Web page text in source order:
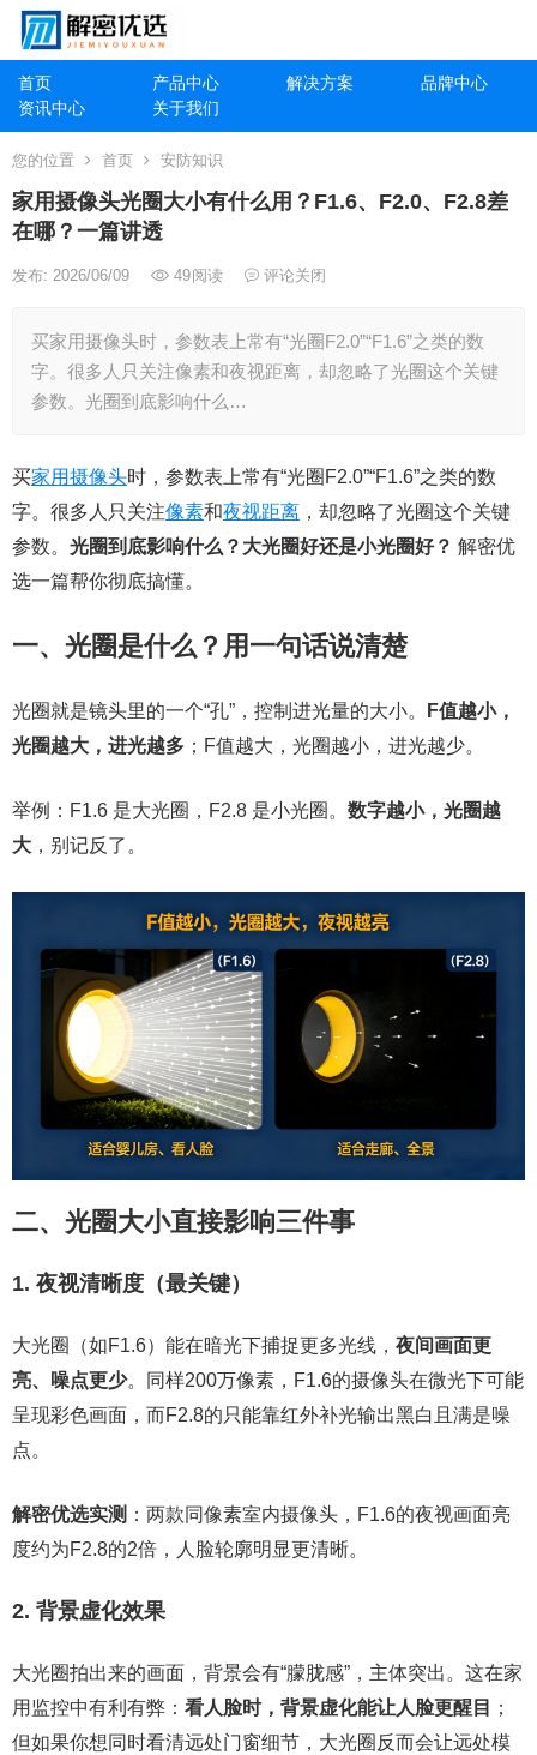
首页 产品中心 解决方案
品牌中心
资讯中心
关于我们
您的位置 首页 安防知识
家用摄像头光圈大小有什么用？F1.6、F2.0、F2.8差
在哪？一篇讲透
发布: 2026/06/09 49阅读 评论关闭
买家用摄像头时，参数表上常有“光圈F2.0”“F1.6”之类的数
字。很多人只关注像素和夜视距离，却忽略了光圈这个关键
参数。光圈到底影响什么…
买家用摄像头时，参数表上常有“光圈F2.0”“F1.6”之类的数
字。很多人只关注像素和夜视距离 ，却忽略了光圈这个关键
参数。 光圈到底影响什么？大光圈好还是小光圈好？ 解密优
选一篇帮你彻底搞懂。
一、光圈是什么？用一句话说清楚
光圈就是镜头里的一个“孔”，控制进光量的大小。
F值越小，
光圈越大，进光越多 ；F值越大，光圈越小，进光越少。
举例：F1.6 是大光圈，F2.8 是小光圈。 数字越小，光圈越
大 ，别记反了。
二、光圈大小直接影响三件事
1. 夜视清晰度（最关键）
大光圈（如F1.6）能在暗光下捕捉更多光线， 夜间画面更
亮、噪点更少。同样200万像素，F1.6的摄像头在微光下可能
呈现彩色画面，而F2.8的只能靠红外补光输出黑白且满是噪
点。
解密优选实测 ：两款同像素室内摄像头，F1.6的夜视画面亮
度约为F2.8的2倍，人脸轮廓明显更清晰。
2. 背景虚化效果
大光圈拍出来的画面，背景会有“朦胧感”，主体突出。这在家
用监控中有利有弊： 看人脸时，背景虚化能让人脸更醒目
；
但如果你想同时看清远处门窗细节，大光圈反而会让远处模